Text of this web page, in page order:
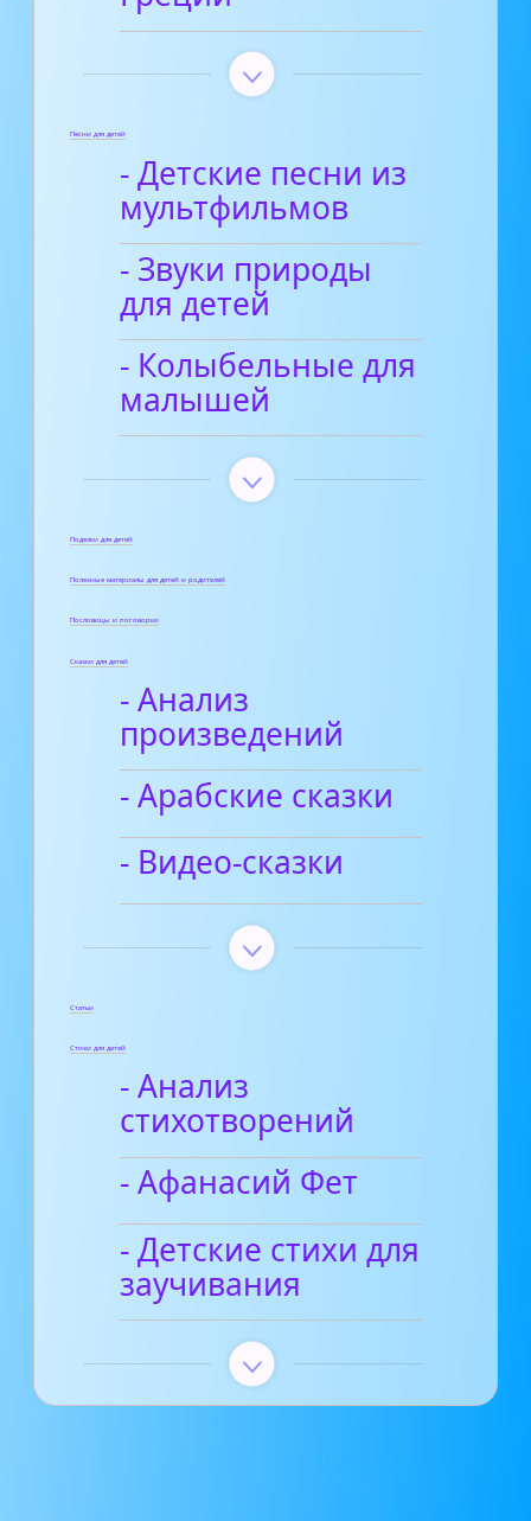
Песни для детей
- Детские песни из
мультфильмов
- Звуки природы
для детей
- Колыбельные для
малышей
Поделки для детей
Полезные материалы для детей и родителей
Пословицы и поговорки
Сказки для детей
- Анализ
произведений
- Арабские сказки
- Видео-сказки
Статьи
Стихи для детей
- Анализ
стихотворений
- Афанасий Фет
- Детские стихи для
заучивания